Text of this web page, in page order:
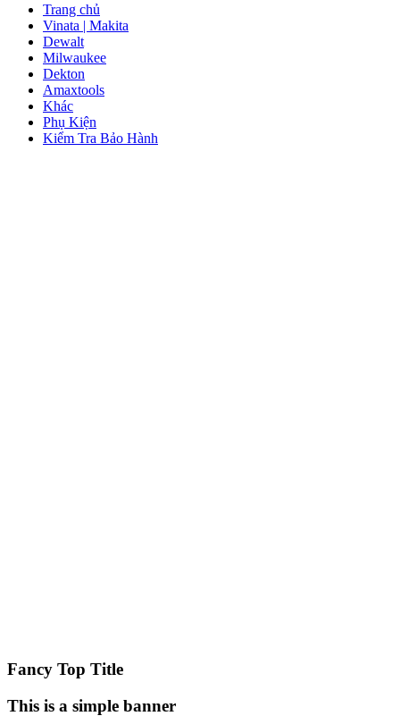
Trang chủ
Vinata | Makita
Dewalt
Milwaukee
Dekton
Amaxtools
Khác
Phụ Kiện
Kiểm Tra Bảo Hành
Fancy Top Title
This is a simple banner